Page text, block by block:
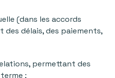
(dans les accords
des délais, des paiements,
permettant des
;